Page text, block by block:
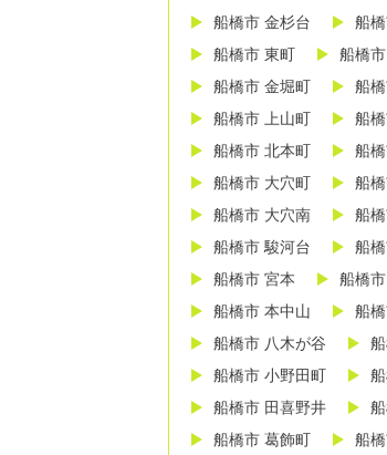
船橋市 金杉台
船
船橋市 東町
船橋
船橋市 金堀町
船
船橋市 上山町
船
船橋市 北本町
船
船橋市 大穴町
船
船橋市 大穴南
船
船橋市 駿河台
船
船橋市 宮本
船橋
船橋市 本中山
船
船橋市 八木が谷
船橋市 小野田町
船橋市 田喜野井
船橋市 葛飾町
船